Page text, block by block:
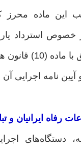
این ماده
خصوص استرداد
غیر حق نیز مطابق
رفاه ایرانیان و
دستگاه‌های